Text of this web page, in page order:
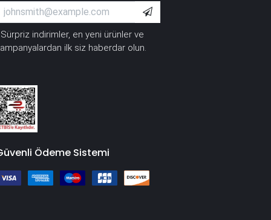
Sürpriz indirimler, en yeni ürünler ve
ilk siz haberdar olun.
Ödeme Sistemi